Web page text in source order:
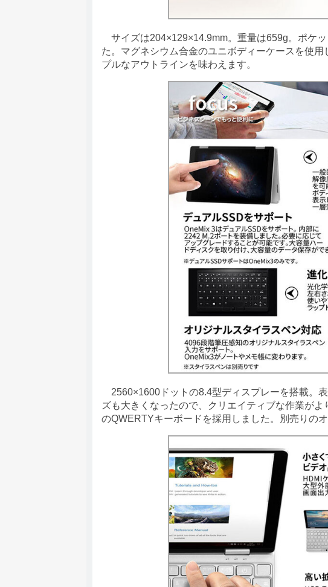
サイズは204×129×14.9mm。重量は659g。ポケ
た。マグネシウム合金のユニボディーケースを使
プルなアウトラインを味わえます。
2560×1600ドットの8.4型ディスプレーを搭載。
ズも大きくなったので、クリエイティブな作業が
のQWERTYキーボードを採用しました。別売りの